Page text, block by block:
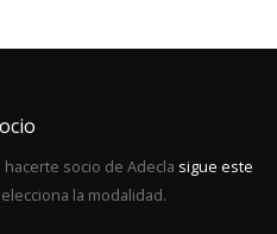
hacerte socio de Adecla sigue este
la modalidad.